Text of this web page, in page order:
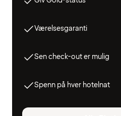
Værelsesgaranti
Sen check-out er mulig
Spenn på hver hotelnat